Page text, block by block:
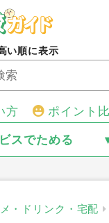
い順に表示
方 ポイント
スでためる
・ドリンク・宅配